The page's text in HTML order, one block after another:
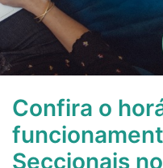
Confira o
Seccionais